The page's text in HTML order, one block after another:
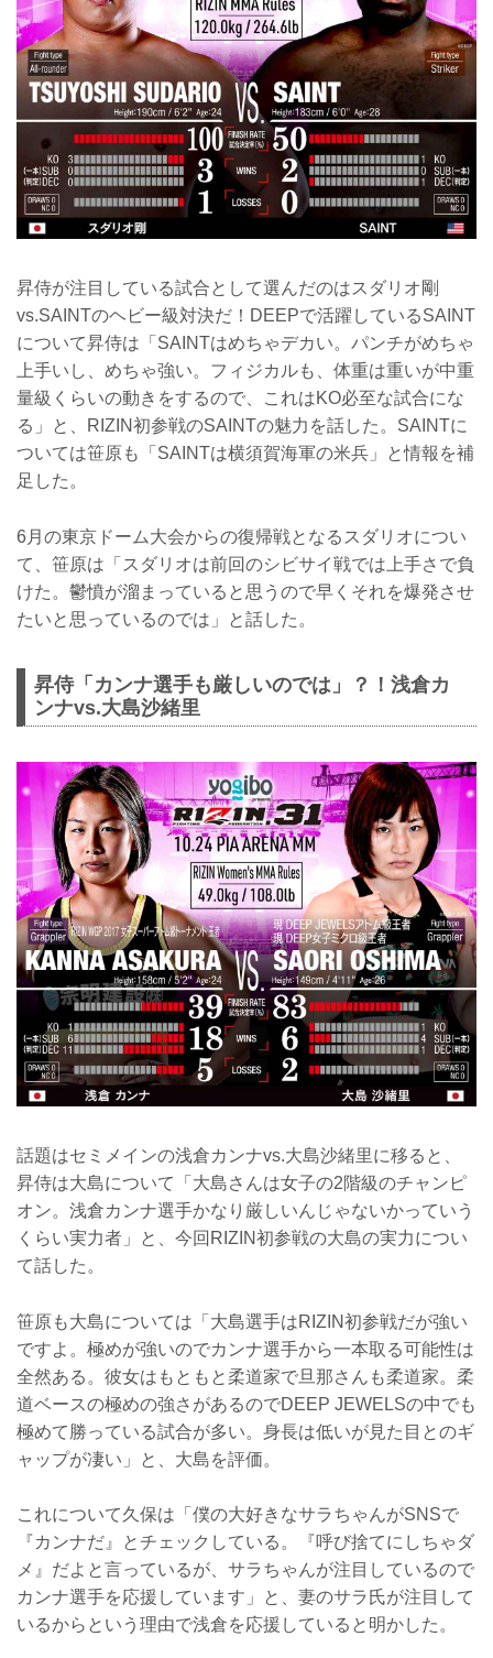
昇侍が注目している試合として選んだのはスダリオ剛
vs.SAINTのヘビー級対決だ！DEEPで活躍しているSAINT
について昇侍は「SAINTはめちゃデカい。パンチがめちゃ
上手いし、めちゃ強い。フィジカルも、体重は重いが中重
量級くらいの動きをするので、これはKO必至な試合にな
る」と、RIZIN初参戦のSAINTの魅力を話した。SAINTに
ついては笹原も「SAINTは横須賀海軍の米兵」と情報を補
足した。
6月の東京ドーム大会からの復帰戦となるスダリオについ
て、笹原は「スダリオは前回のシビサイ戦では上手さで負
けた。鬱憤が溜まっていると思うので早くそれを爆発させ
たいと思っているのでは」と話した。
昇侍「カンナ選手も厳しいのでは」？！浅倉カ
ンナvs.大島沙緒里
話題はセミメインの浅倉カンナvs.大島沙緒里に移ると、
昇侍は大島について「大島さんは女子の2階級のチャンピ
オン。浅倉カンナ選手かなり厳しいんじゃないかっていう
くらい実力者」と、今回RIZIN初参戦の大島の実力につい
て話した。
笹原も大島については「大島選手はRIZIN初参戦だが強い
ですよ。極めが強いのでカンナ選手から一本取る可能性は
全然ある。彼女はもともと柔道家で旦那さんも柔道家。柔
道ベースの極めの強さがあるのでDEEP JEWELSの中でも
極めて勝っている試合が多い。身長は低いが見た目とのギ
ャップが凄い」と、大島を評価。
これについて久保は「僕の大好きなサラちゃんがSNSで
『カンナだ』とチェックしている。『呼び捨てにしちゃダ
メ』だよと言っているが、サラちゃんが注目しているので
カンナ選手を応援しています」と、妻のサラ氏が注目して
いるからという理由で浅倉を応援していると明かした。